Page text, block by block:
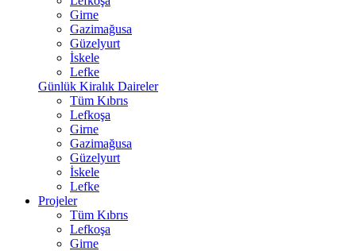
Girne
Gazimağusa
Güzelyurt
İskele
Lefke
Günlük Kiralık Daireler
Tüm Kıbrıs
Lefkoşa
Girne
Gazimağusa
Güzelyurt
İskele
Lefke
Projeler
Tüm Kıbrıs
Lefkoşa
Girne